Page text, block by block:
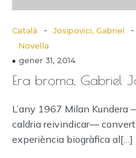
Català - Josipovici, Gabriel -
Novel·la
gener 31, 2014
Era broma, Gabriel
L’any 1967 Milan Kundera
caldria reivindicar—
experiència biogràfica al[…]